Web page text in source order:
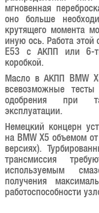
мгновенная
оно больше
крутящего момента
иную ось. Работа
E53 с АКПП или 6-
коробкой.
Масло в АКПП BMW
всевозможные
одобрения при
эксплуатации.
Немецкий концерн
на BMW X5 объемом
версиях).
трансмиссия
используемым
получения
работоспособности